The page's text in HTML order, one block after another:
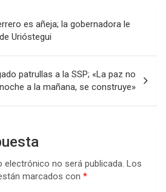
es añeja; la gobernadora le
Urióstegui
patrullas a la SSP; «La paz no
a la mañana, se construye»
electrónico no será publicada. Los
marcados con *